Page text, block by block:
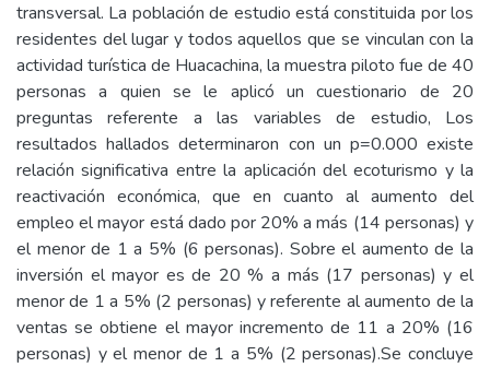
transversal. La población de estudio está constituida por los
residentes del lugar y todos aquellos que se vinculan con la
actividad turística de Huacachina, la muestra piloto fue de 40
personas a quien se le aplicó un cuestionario de 20
preguntas referente a las variables de estudio, Los
resultados hallados determinaron con un p=0.000 existe
relación significativa entre la aplicación del ecoturismo y la
reactivación económica, que en cuanto al aumento del
empleo el mayor está dado por 20% a más (14 personas) y
el menor de 1 a 5% (6 personas). Sobre el aumento de la
inversión el mayor es de 20 % a más (17 personas) y el
menor de 1 a 5% (2 personas) y referente al aumento de la
ventas se obtiene el mayor incremento de 11 a 20% (16
personas) y el menor de 1 a 5% (2 personas).Se concluye